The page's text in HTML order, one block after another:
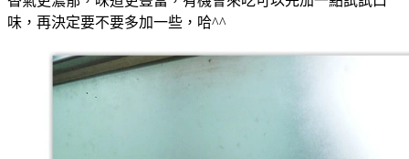
味，再決定要不要多加一些，哈^^